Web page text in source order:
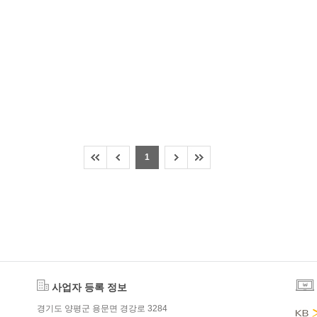
1
사업자 등록 정보
경기도 양평군 용문면 경강로 3284